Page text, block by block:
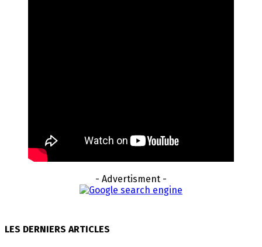
- Advertisment -
LES DERNIERS ARTICLES